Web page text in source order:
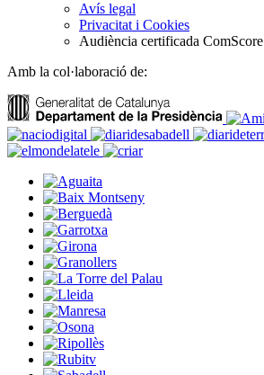
Avís legal
Privacitat i Cookies
Audiència certificada ComScore
Amb la col·laboració de: